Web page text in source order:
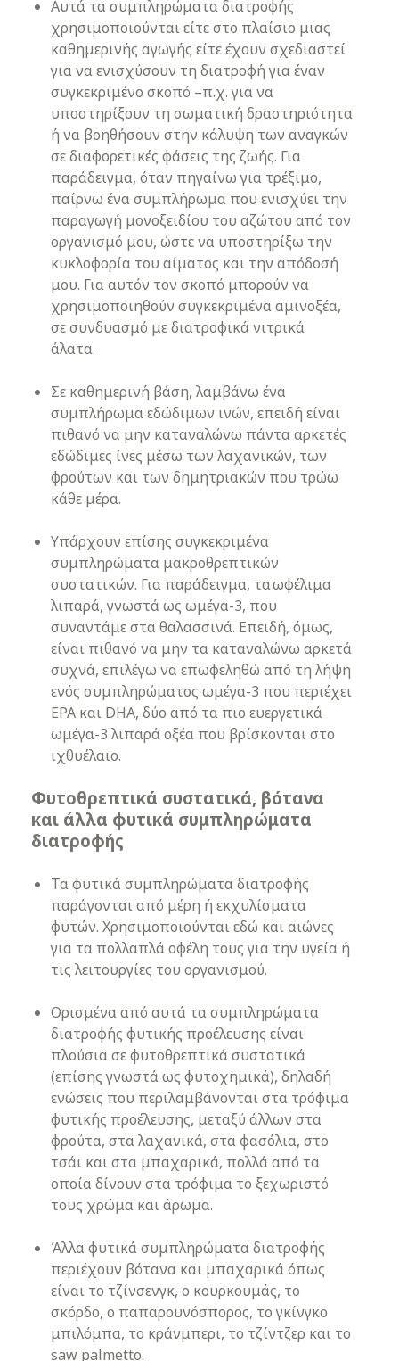
Αυτά τα συμπληρώματα διατροφής
χρησιμοποιούνται είτε στο πλαίσιο μιας
καθημερινής αγωγής είτε έχουν σχεδιαστεί
για να ενισχύσουν τη διατροφή για έναν
συγκεκριμένο σκοπό –π.χ. για να
υποστηρίξουν τη σωματική δραστηριότητα
ή να βοηθήσουν στην κάλυψη των αναγκών
σε διαφορετικές φάσεις της ζωής. Για
παράδειγμα, όταν πηγαίνω για τρέξιμο,
παίρνω ένα συμπλήρωμα που ενισχύει την
παραγωγή μονοξειδίου του αζώτου από τον
οργανισμό μου, ώστε να υποστηρίξω την
κυκλοφορία του αίματος και την απόδοσή
μου. Για αυτόν τον σκοπό μπορούν να
χρησιμοποιηθούν συγκεκριμένα αμινοξέα,
σε συνδυασμό με διατροφικά νιτρικά
άλατα.
Σε καθημερινή βάση, λαμβάνω ένα
συμπλήρωμα εδώδιμων ινών, επειδή είναι
πιθανό να μην καταναλώνω πάντα αρκετές
εδώδιμες ίνες μέσω των λαχανικών, των
φρούτων και των δημητριακών που τρώω
κάθε μέρα.
Υπάρχουν επίσης συγκεκριμένα
συμπληρώματα μακροθρεπτικών
συστατικών. Για παράδειγμα, τα ωφέλιμα
λιπαρά, γνωστά ως ωμέγα-3, που
συναντάμε στα θαλασσινά. Επειδή, όμως,
είναι πιθανό να μην τα καταναλώνω αρκετά
συχνά, επιλέγω να επωφεληθώ από τη λήψη
ενός συμπληρώματος ωμέγα-3 που περιέχει
EPA και DHA, δύο από τα πιο ευεργετικά
ωμέγα-3 λιπαρά οξέα που βρίσκονται στο
ιχθυέλαιο.
Φυτοθρεπτικά συστατικά, βότανα
και άλλα φυτικά συμπληρώματα
διατροφής
Τα φυτικά συμπληρώματα διατροφής
παράγονται από μέρη ή εκχυλίσματα
φυτών. Χρησιμοποιούνται εδώ και αιώνες
για τα πολλαπλά οφέλη τους για την υγεία ή
τις λειτουργίες του οργανισμού.
Ορισμένα από αυτά τα συμπληρώματα
διατροφής φυτικής προέλευσης είναι
πλούσια σε φυτοθρεπτικά συστατικά
(επίσης γνωστά ως φυτοχημικά), δηλαδή
ενώσεις που περιλαμβάνονται στα τρόφιμα
φυτικής προέλευσης, μεταξύ άλλων στα
φρούτα, στα λαχανικά, στα φασόλια, στο
τσάι και στα μπαχαρικά, πολλά από τα
οποία δίνουν στα τρόφιμα το ξεχωριστό
τους χρώμα και άρωμα.
Άλλα φυτικά συμπληρώματα διατροφής
περιέχουν βότανα και μπαχαρικά όπως
είναι το τζίνσενγκ, ο κουρκουμάς, το
σκόρδο, ο παπαρουνόσπορος, το γκίνγκο
μπιλόμπα, το κράνμπερι, το τζίντζερ και το
saw palmetto.